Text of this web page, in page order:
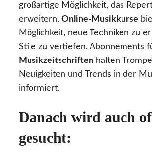
großartige Möglichkeit, das
erweitern. Online-Musikkurse
Möglichkeit, neue Techniken zu
Stile zu vertiefen. Abonnements
Musikzeitschriften halten
Neuigkeiten und Trends in der
informiert.
Danach wird auch
gesucht: